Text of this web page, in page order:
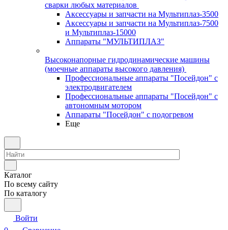
сварки любых материалов
Аксессуары и запчасти на Мультиплаз-3500
Аксессуары и запчасти на Мультиплаз-7500
и Мультиплаз-15000
Аппараты "МУЛЬТИПЛАЗ"
Высоконапорные гидродинамические машины
(моечные аппараты высокого давления)
Профессиональные аппараты "Посейдон" с
электродвигателем
Профессиональные аппараты "Посейдон" с
автономным мотором
Аппараты "Посейдон" с подогревом
Еще
Каталог
По всему сайту
По каталогу
Войти